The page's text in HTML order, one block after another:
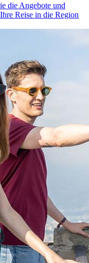
die Angebote und
Reise in die Region